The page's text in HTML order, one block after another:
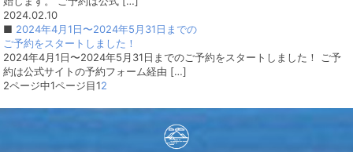
2024.02.10
■ 2024年4月1日〜2024年5月31日までの
ご予約をスタートしました！
2024年4月1日〜2024年5月31日までのご予約をスタートしました！ ご予
約は公式サイトの予約フォーム経由 […]
2ページ中1ページ目12